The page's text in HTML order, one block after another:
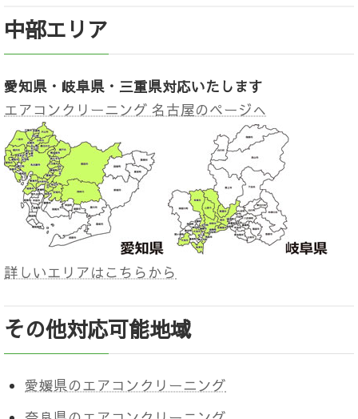
中部エリア
愛知県・岐阜県・三重県対応いたします
エアコンクリーニング 名古屋のページへ
詳しいエリアはこちらから
その他対応可能地域
愛媛県のエアコンクリーニング